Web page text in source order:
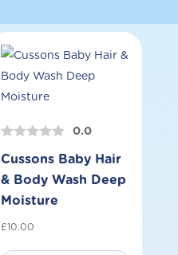
0.0
Cussons Baby Hair
& Body Wash Deep
Moisture
£10.00